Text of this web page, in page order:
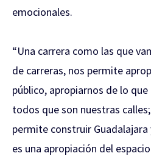
emocionales.
“Una carrera como las que
de carreras, nos permite
público, apropiarnos de lo
todos que son nuestras
permite construir Guadalajara
es una apropiación del